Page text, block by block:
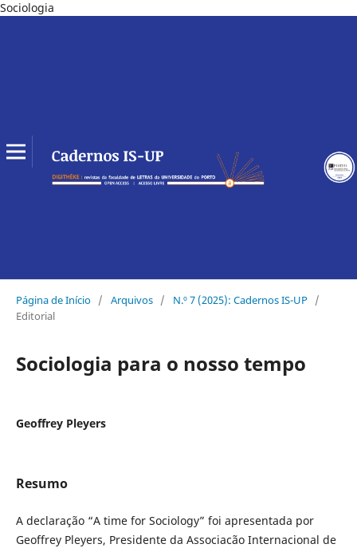
Sociologia
Página de Início / Arquivos / N.º 7 (2025): Cadernos IS-UP /
Editorial
Sociologia para o nosso tempo
Geoffrey Pleyers
Resumo
A declaração “A time for Sociology” foi apresentada por
Geoffrey Pleyers, Presidente da Associacão Internacional de